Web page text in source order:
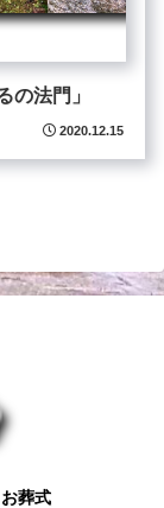
の法門」
2020.12.15
お葬式